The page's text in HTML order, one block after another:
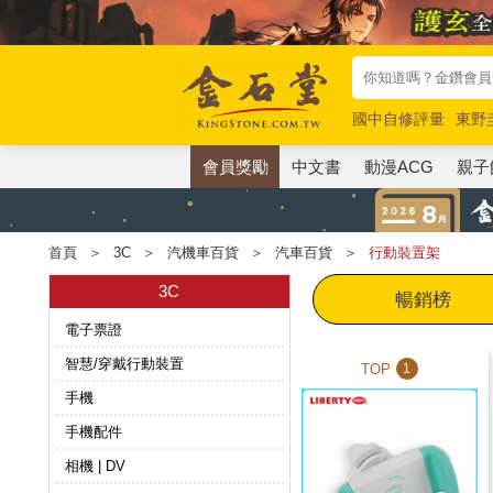
國中自修評量
東野
唯紅花綻放
奧德賽
會員獎勵 中文書 動漫ACG 親
首頁 ＞ 3C ＞ 汽機車百貨 ＞ 汽車百貨 ＞ 行動裝置架
3C
電子票證
智慧/穿戴行動裝置
手機
手機配件
相機 | DV
暢銷榜
TOP 1